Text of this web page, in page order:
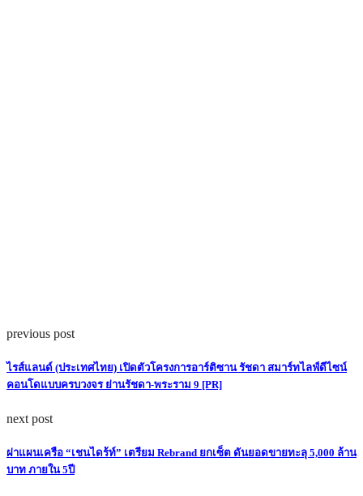
previous post
ไรส์แลนด์ (ประเทศไทย) เปิดตัวโครงการอาร์ติซาน รัชดา สมาร์ทไลฟ์ดีไซน์
คอนโดแบบครบวงจร ย่านรัชดา-พระราม 9 [PR]
next post
ผ่าแผนเครือ “เชนไดร้ท์” เตรียม Rebrand ยกเซ็ต ดันยอดขายทะลุ 5,000 ล้าน
บาท ภายใน 5ปี